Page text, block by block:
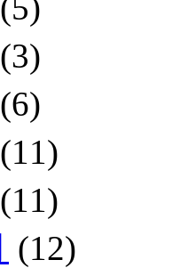
(3)
(6)
(11)
(11)
(12)